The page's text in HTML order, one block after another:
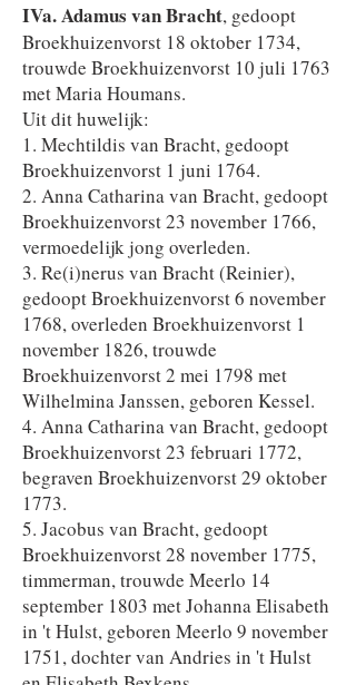
IVa.Adamus van Bracht, gedoopt
Broekhuizenvorst 18 oktober 1734,
trouwde Broekhuizenvorst 10 juli 1763
met Maria Houmans.
Uit dit huwelijk:
1. Mechtildis van Bracht, gedoopt
Broekhuizenvorst 1 juni 1764.
2. Anna Catharina van Bracht, gedoopt
Broekhuizenvorst 23 november 1766,
vermoedelijk jong overleden.
3. Re(i)nerus van Bracht (Reinier),
gedoopt Broekhuizenvorst 6 november
1768, overleden Broekhuizenvorst 1
november 1826, trouwde
Broekhuizenvorst 2 mei 1798 met
Wilhelmina Janssen, geboren Kessel.
4. Anna Catharina van Bracht, gedoopt
Broekhuizenvorst 23 februari 1772,
begraven Broekhuizenvorst 29 oktober
1773.
5. Jacobus van Bracht, gedoopt
Broekhuizenvorst 28 november 1775,
timmerman, trouwde Meerlo 14
september 1803 met Johanna Elisabeth
in 't Hulst, geboren Meerlo 9 november
1751, dochter van Andries in 't Hulst